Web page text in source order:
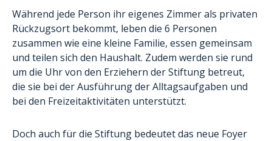
Während jede Person ihr eigenes Zimmer als privaten
Rückzugsort bekommt, leben die 6 Personen
zusammen wie eine kleine Familie, essen gemeinsam
und teilen sich den Haushalt. Zudem werden sie rund
um die Uhr von den Erziehern der Stiftung betreut,
die sie bei der Ausführung der Alltagsaufgaben und
bei den Freizeitaktivitäten unterstützt.
Doch auch für die Stiftung bedeutet das neue Foyer